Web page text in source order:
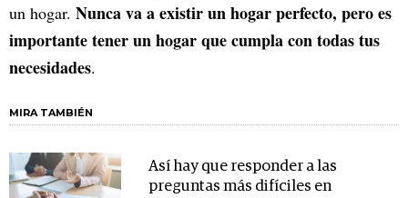
un hogar. Nunca va a existir un hogar perfecto, pero es
importante tener un hogar que cumpla con todas tus
necesidades.
MIRA TAMBIÉN
Así hay que responder a las
preguntas más difíciles en